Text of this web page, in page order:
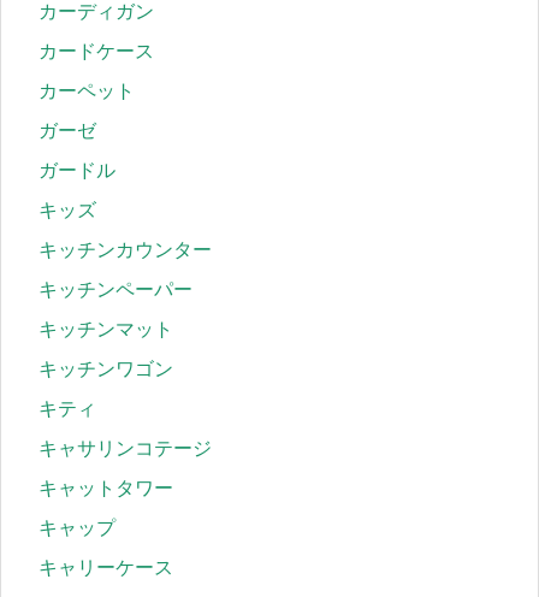
カーディガン
カードケース
カーペット
ガーゼ
ガードル
キッズ
キッチンカウンター
キッチンペーパー
キッチンマット
キッチンワゴン
キティ
キャサリンコテージ
キャットタワー
キャップ
キャリーケース